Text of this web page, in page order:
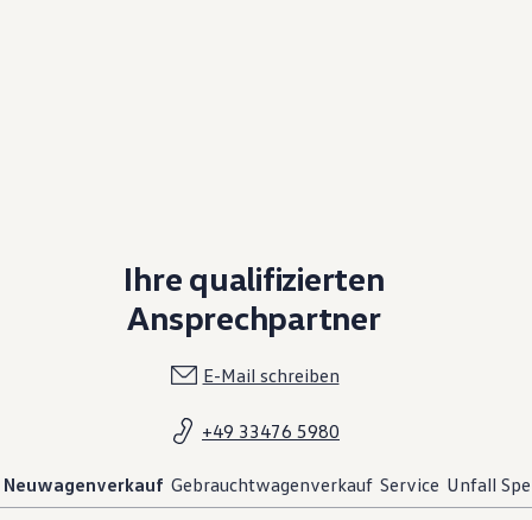
Ihre qualifizierten
Ansprechpartner
E-Mail schreiben
+49 33476 5980
Neuwagenverkauf Gebrauchtwagenverkauf Service Unfall